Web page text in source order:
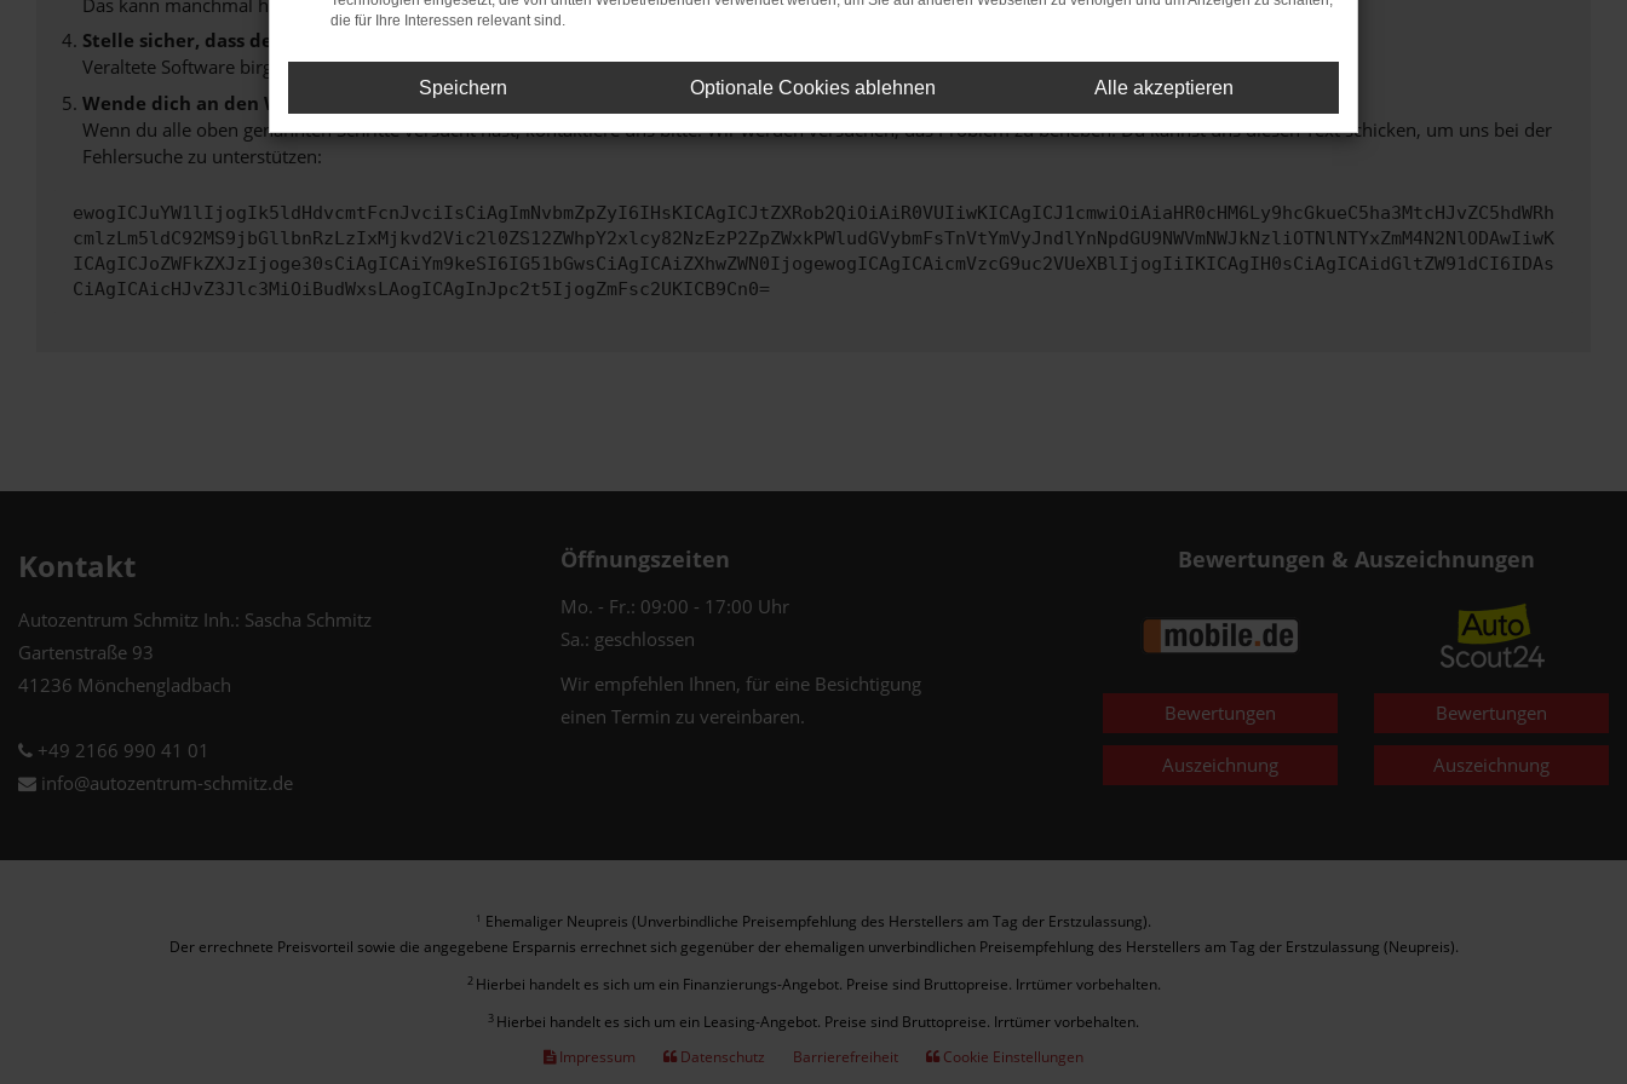
Stelle sicher, dass dein Browser und dein Betriebssystem auf dem neuesten Stand sind.
Veraltete Software birgt nicht nur ein Sicherheitsrisiko, sondern kann auch dazu führen, dass bestimmte Funktionen nicht mehr unterstützt werden.
Wende dich an den Webseitenbetreiber.
Wenn du alle oben genannten Schritte versucht hast, kontaktiere uns bitte. Wir werden versuchen, das Problem zu beheben. Du kannst uns diesen Text schicken, um uns bei der
Fehlersuche zu unterstützen:
ewogICJuYW1lIjogIk5ldHdvcmtFcnJvciIsCiAgImNvbmZpZyI6IHsKICAgICJtZXRob2QiOiAiR0VUIiwKICAgICJ1cmwiOiAiaHR0cHM6Ly9hcGkueC5ha3MtcHJvZC5hdWRh
cmlzLm5ldC92MS9jbGllbnRzLzIxMjkvd2Vic2l0ZS12ZWhpY2xlcy82NzEzP2ZpZWxkPWludGVybmFsTnVtYmVyJndlYnNpdGU9NWVmNWJkNzliOTNlNTYxZmM4N2NlODAwIiwK
ICAgICJoZWFkZXJzIjoge30sCiAgICAiYm9keSI6IG51bGwsCiAgICAiZXhwZWN0IjogewogICAgICAicmVzcG9uc2VUeXBlIjogIiIKICAgIH0sCiAgICAidGltZW91dCI6IDAs
CiAgICAicHJvZ3Jlc3MiOiBudWxsLAogICAgInJpc2t5IjogZmFsc2UKICB9Cn0=
Kontakt
Autozentrum Schmitz Inh.: Sascha Schmitz
Gartenstraße 93
41236 Mönchengladbach
+49 2166 990 41 01
info@autozentrum-schmitz.de
Öffnungszeiten
Mo. - Fr.: 09:00 - 17:00 Uhr
Sa.: geschlossen
Wir empfehlen Ihnen, für eine Besichtigung
einen Termin zu vereinbaren.
Bewertungen & Auszeichnungen
Bewertungen
Auszeichnung
Bewertungen
Auszeichnung
1 Ehemaliger Neupreis (Unverbindliche Preisempfehlung des Herstellers am Tag der Erstzulassung).
Der errechnete Preisvorteil sowie die angegebene Ersparnis errechnet sich gegenüber der ehemaligen unverbindlichen Preisempfehlung des Herstellers am Tag der Erstzulassung (Neupreis).
2 Hierbei handelt es sich um ein Finanzierungs-Angebot. Preise sind Bruttopreise. Irrtümer vorbehalten.
3 Hierbei handelt es sich um ein Leasing-Angebot. Preise sind Bruttopreise. Irrtümer vorbehalten.
Impressum
Datenschutz Barrierefreiheit
Cookie Einstellungen
die für Ihre Interessen relevant sind.
Speichern Optionale Cookies ablehnen Alle akzeptieren